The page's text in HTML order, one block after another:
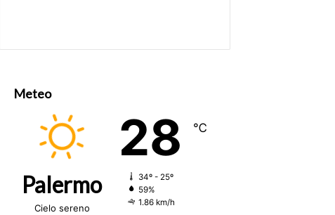
Meteo
Palermo
Cielo sereno
28 ℃
34º - 25º
59%
1.86 km/h